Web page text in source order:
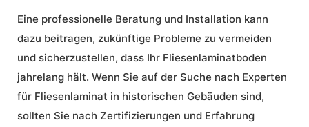
Eine professionelle Beratung und Installation kann
dazu beitragen, zukünftige Probleme zu vermeiden
und sicherzustellen, dass Ihr Fliesenlaminatboden
jahrelang hält. Wenn Sie auf der Suche nach Experten
für Fliesenlaminat in historischen Gebäuden sind,
sollten Sie nach Zertifizierungen und Erfahrung